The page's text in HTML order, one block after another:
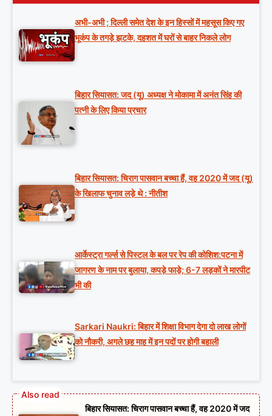
अभी-अभी ; दिल्ली समेत देश के इन हिस्सों में महसूस किए गए
भूकंप के तगड़े झटके, दहशत में घरों से बाहर निकले लोग
बिहार सियासत: जद (यू) अध्यक्ष ने मोकामा में अनंत सिंह की
पत्नी के लिए किया प्रचार
बिहार सियासत: चिराग पासवान बच्चा हैं, वह 2020 में जद (यू)
के खिलाफ चुनाव लड़े थे : नीतीश
आर्केस्ट्रा गर्ल्स से पिस्टल के बल पर रेप की कोशिश:पटना में
जागरण के नाम पर बुलाया, कपड़े फाड़े; 6-7 लड़कों ने मारपीट
भी की
Sarkari Naukri: बिहार में शिक्षा विभाग देगा दो लाख लोगों
को नौकरी, अगले छह माह में इन पदों पर होगी बहाली
बिहार सियासत: चिराग पासवान बच्चा हैं, वह 2020 में जद